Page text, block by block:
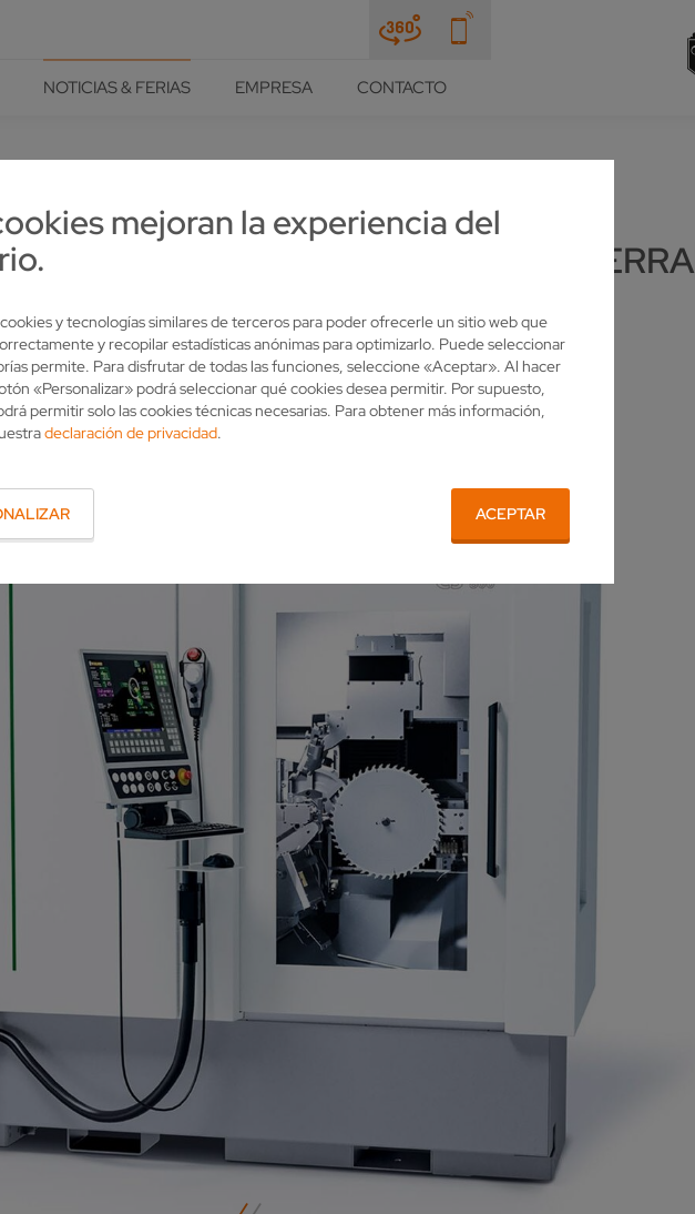
mejoran la experiencia del
y tecnologías similares de terceros para poder ofrecerle un sitio web que
y recopilar estadísticas anónimas para optimizarlo. Puede seleccionar
permite. Para disfrutar de todas las funciones, seleccione «Aceptar». Al hacer
«Personalizar» podrá seleccionar qué cookies desea permitir. Por supuesto,
permitir solo las cookies técnicas necesarias. Para obtener más información,
declaración de privacidad.
ACEPTAR
NOTICIAS & FERIAS EMPRESA CONTACTO
DÚO DE AFILADO PARA LA SIERRA